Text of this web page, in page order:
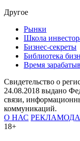
Другое
Рынки
Школа
Бизнес-секреты
Библиотека
Время
Свидетельство о
24.08.2018 выдано
связи,
коммуникаций.
О НАС
18+